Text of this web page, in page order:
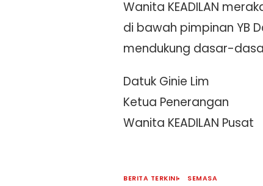
Wanita KEADILAN
di bawah pimpinan YB
mendukung dasar-
Datuk Ginie Lim
Ketua Penerangan
Wanita KEADILAN Pusat
BERITA TERKINI SEMASA